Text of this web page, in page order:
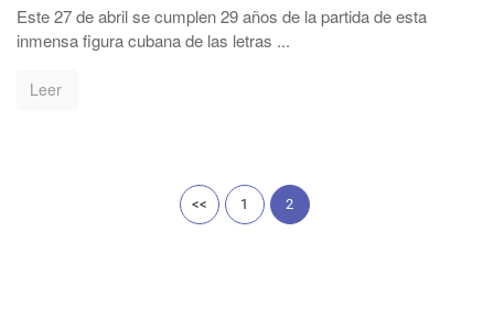
Este 27 de abril se cumplen 29 años de la partida de esta
inmensa figura cubana de las letras ...
Leer
<< 1 2